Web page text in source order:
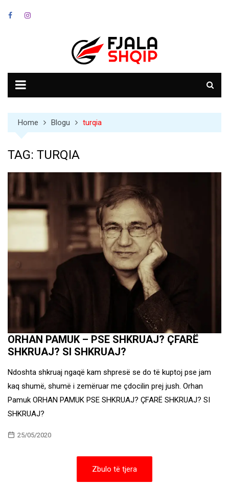
Home Blogu turqia
TAG: TURQIA
ORHAN PAMUK – PSE SHKRUAJ? ÇFARË
SHKRUAJ? SI SHKRUAJ?
Ndoshta shkruaj ngaqë kam shpresë se do të kuptoj pse jam
kaq shumë, shumë i zemëruar me çdocilin prej jush. Orhan
Pamuk ORHAN PAMUK PSE SHKRUAJ? ÇFARË SHKRUAJ? SI
SHKRUAJ?
25/05/2020
Zbulo të tjera